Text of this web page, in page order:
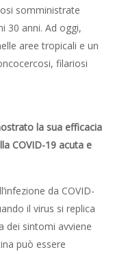
somministrate
30 anni. Ad oggi,
aree tropicali e un
filariosi
la sua efficacia
COVID-19 acuta e
da COVID-
il virus si replica
dei sintomi avviene
può essere